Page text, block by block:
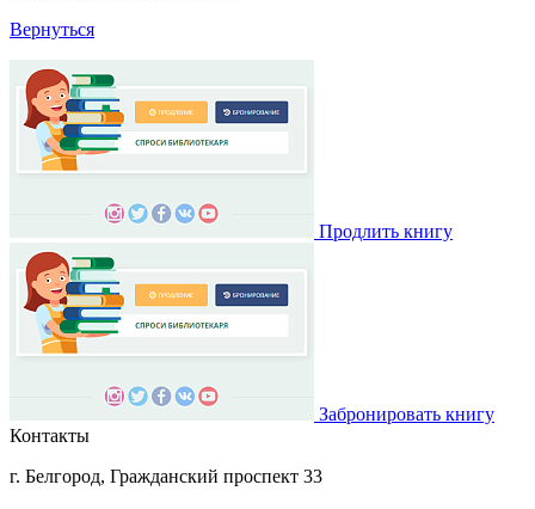
Вернуться
Продлить книгу
Забронировать книгу
Контакты
г. Белгород, Гражданский проспект 33